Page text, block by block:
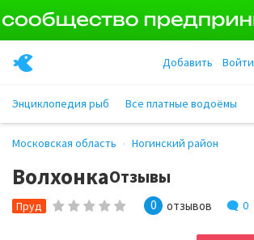
Войти
Добавить
Энциклопедия рыб Все платные водоёмы
Московская область Ногинский район
ВолхонкаОтзывы
Пруд 0 отзывов 0